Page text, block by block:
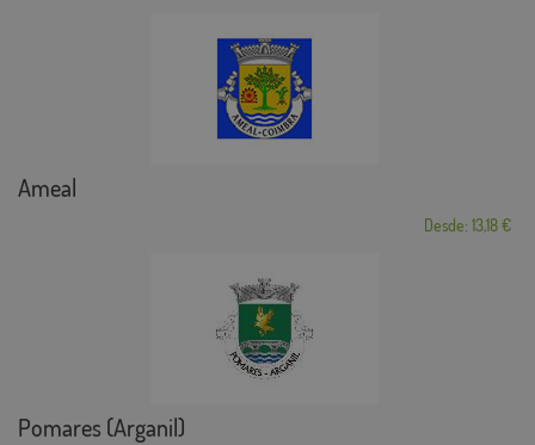
Ameal
Desde: 13,18 €
Pomares (Arganil)